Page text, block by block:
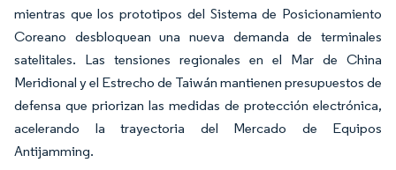
mientras que los prototipos del Sistema de Posicionamiento
Coreano desbloquean una nueva demanda de terminales
satelitales. Las tensiones regionales en el Mar de China
Meridional y el Estrecho de Taiwán mantienen presupuestos de
defensa que priorizan las medidas de protección electrónica,
acelerando la trayectoria del Mercado de Equipos
Antijamming.